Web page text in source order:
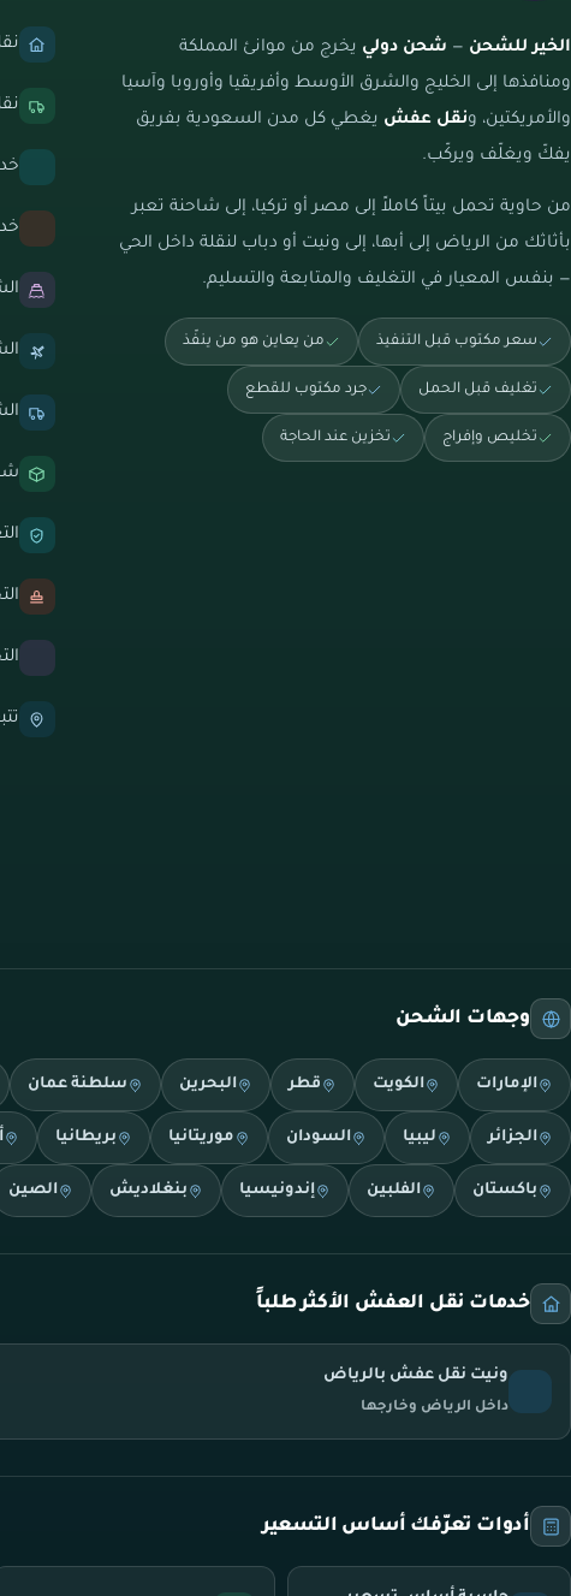
الخير للشحن — شحن دولي يخرج من موانئ المملكة
ومنافذها إلى الخليج والشرق الأوسط وأفريقيا وأوروبا وآسيا
والأمريكتين، ونقل عفش يغطي كل مدن السعودية بفريق
يفكّ ويغلّف ويركّب.
من حاوية تحمل بيتاً كاملاً إلى مصر أو تركيا، إلى شاحنة تعبر
بأثاثك من الرياض إلى أبها، إلى ونيت أو دباب لنقلة داخل الحي
— بنفس المعيار في التغليف والمتابعة والتسليم.
سعر مكتوب قبل التنفيذ من يعاين هو من ينفّذ
تغليف قبل الحمل جرد مكتوب للقطع
تخليص وإفراج تخزين عند الحاجة
وجهات الشحن
الإمارات الكويت قطر البحرين سلطنة عمان
الجزائر ليبيا السودان موريتانيا بريطانيا
باكستان الفلبين إندونيسيا بنغلاديش الصين
خدمات نقل العفش الأكثر طلباً
ونيت نقل عفش بالرياض
داخل الرياض وخارجها
أدوات تعرّفك أساس التسعير